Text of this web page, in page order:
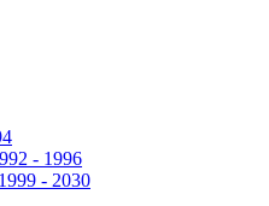
- 1996
- 2030